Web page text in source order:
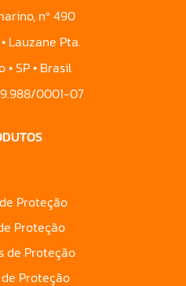
nº 490
Lauzane Pta.
• SP • Brasil
0001-07
Proteção
Proteção
de Proteção
Proteção